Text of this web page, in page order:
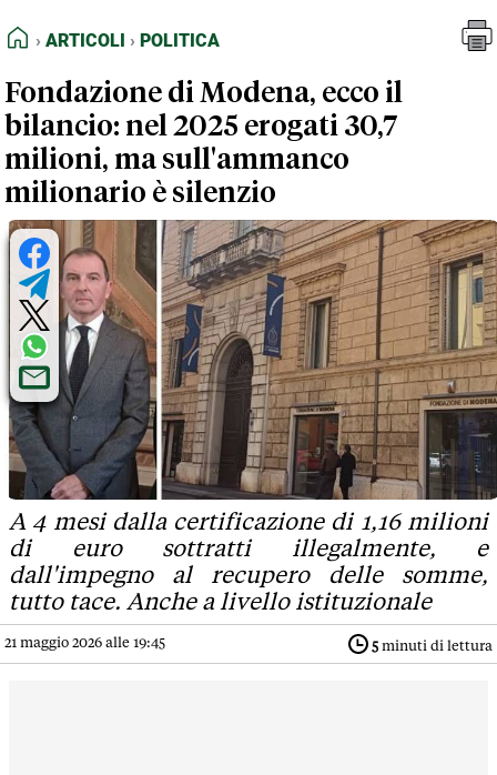
FEED RSS
NORMATIVE DEONTOLOGICHE
TERMINI e CONDIZIONI
HOME
ARTICOLI POLITICA
Fondazione di Modena, ecco il
bilancio: nel 2025 erogati 30,7
milioni, ma sull'ammanco
milionario è silenzio
A 4 mesi dalla certificazione di 1,16 milioni
di euro sottratti illegalmente, e
dall'impegno al recupero delle somme,
tutto tace. Anche a livello istituzionale
21 maggio 2026 alle 19:45 5 minuti di lettura